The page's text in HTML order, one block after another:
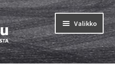
Valikko